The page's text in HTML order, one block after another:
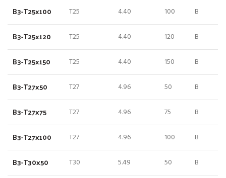
B3-T25x100 T25 4.40 100 B
B3-T25x120 T25 4.40 120 B
B3-T25x150 T25 4.40 150 B
B3-T27x50 T27 4.96 50 B
B3-T27x75 T27 4.96 75 B
B3-T27x100 T27 4.96 100 B
B3-T30x50 T30 5.49 50 B